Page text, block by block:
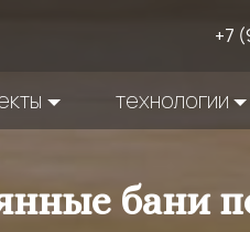
+7
технологии
бани